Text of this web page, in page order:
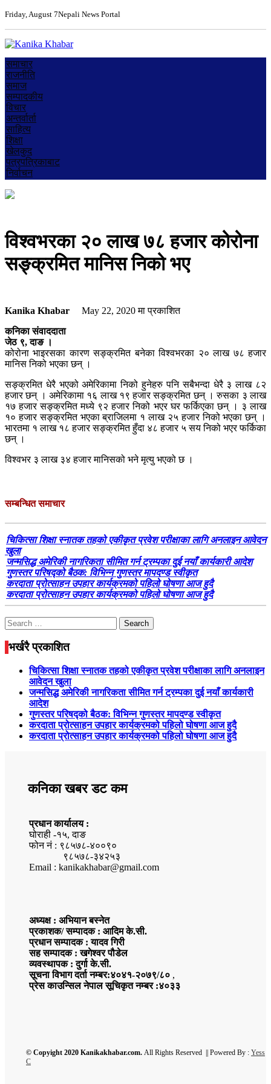
Friday, August 7Nepali News Portal
समाचार
राजनीति
समाज
सम्पादकीय
विचार
अन्तर्वार्ता
साहित्य
शिक्षा
खेलकुद
पत्रपत्रिकाबाट
निर्वाचन
विश्वभरका २० लाख ७८ हजार कोरोना
सङ्क्रमित मानिस निको भए
Kanika Khabar May 22, 2020मा प्रकाशित
कनिका संवाददाता
जेठ ९, दाङ ।
कोरोना भाइरसका कारण सङ्क्रमित बनेका विश्वभरका २० लाख ७८ हजार
मानिस निको भएका छन् ।
सङ्क्रमित धेरै भएको अमेरिकामा निको हुनेहरु पनि सबैभन्दा धेरै ३ लाख ८२
हजार छन् । अमेरिकामा १६ लाख १९ हजार सङ्क्रमित छन् । रुसका ३ लाख
१७ हजार सङ्क्रमित मध्ये ९२ हजार निको भएर घर फर्किएका छन् । ३ लाख
१० हजार सङ्क्रमित भएका ब्राजिलमा १ लाख २५ हजार निको भएका छन् ।
भारतमा १ लाख १८ हजार सङ्क्रमित हुँदा ४८ हजार ५ सय निको भएर फर्किका
छन् ।
विश्वभर ३ लाख ३४ हजार मानिसको भने मृत्यु भएको छ ।
सम्बन्धित समाचार
चिकित्सा शिक्षा स्नातक तहको एकीकृत प्रवेश परीक्षाका लागि अनलाइन आवेदन
खुला
जन्मसिद्ध अमेरिकी नागरिकता सीमित गर्न ट्रम्पका दुई नयाँ कार्यकारी आदेश
गुणस्तर परिषद्को बैठक: विभिन्न गुणस्तर मापदण्ड स्वीकृत
करदाता प्रोत्साहन उपहार कार्यक्रमको पहिलो घोषणा आज हुदै
करदाता प्रोत्साहन उपहार कार्यक्रमको पहिलो घोषणा आज हुदै
Search
for:
भर्खरै प्रकाशित
चिकित्सा शिक्षा स्नातक तहको एकीकृत प्रवेश परीक्षाका लागि अनलाइन
आवेदन खुला
जन्मसिद्ध अमेरिकी नागरिकता सीमित गर्न ट्रम्पका दुई नयाँ कार्यकारी
आदेश
गुणस्तर परिषद्को बैठक: विभिन्न गुणस्तर मापदण्ड स्वीकृत
करदाता प्रोत्साहन उपहार कार्यक्रमको पहिलो घोषणा आज हुदै
करदाता प्रोत्साहन उपहार कार्यक्रमको पहिलो घोषणा आज हुदै
कनिका खबर डट कम
प्रधान कार्यालय :
घोराही -१५, दाङ
फोन नं : ९८५७८-४००९०
९८५७८-३४२५३
Email : kanikakhabar@gmail.com
अध्यक्ष : अभियान बस्नेत
प्रकाशक/ सम्पादक : आदिम के.सी.
प्रधान सम्पादक : यादव गिरी
सह सम्पादक : खगेश्वर पौडेल
व्यवस्थापक : दुर्गा के.सी.
सूचना विभाग दर्ता नम्बर:४०४१-२०७९/८० ,
प्रेस काउन्सिल नेपाल सूचिकृत नम्बर :४०३३
© Copyight 2020 Kanikakhabar.com. All Rights Reserved || Powered By : Yess
C